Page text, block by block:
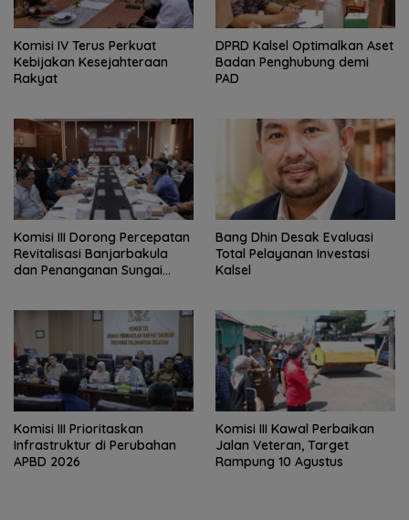
Komisi IV Terus Perkuat
Kebijakan Kesejahteraan
Rakyat
‎DPRD Kalsel Optimalkan Aset
Badan Penghubung demi
PAD
‎Komisi III Dorong Percepatan
Revitalisasi Banjarbakula
dan Penanganan Sungai
‎Bang Dhin Desak Evaluasi
Total Pelayanan Investasi
Kalsel
‎Komisi III Prioritaskan
Infrastruktur di Perubahan
APBD 2026
Komisi III Kawal Perbaikan
Jalan Veteran, Target
Rampung 10 Agustus